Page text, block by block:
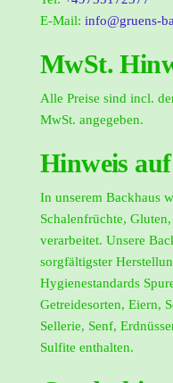
E-Mail: info@gruens-
MwSt.
Alle Preise sind incl.
MwSt. angegeben.
Hinweis
In unserem Backhaus
Schalenfrüchte,
verarbeitet. Unsere
sorgfältigster
Hygienestandards
Getreidesorten, Eiern,
Sellerie, Senf,
Sulfite enthalten.